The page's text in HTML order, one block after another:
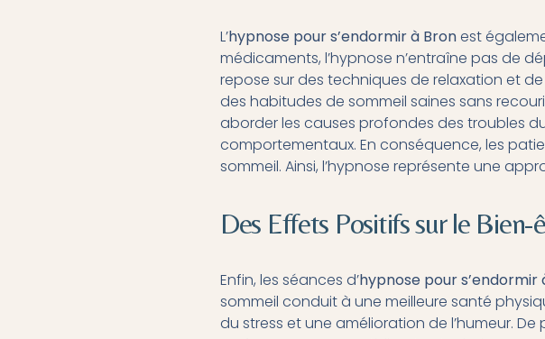
L’hypnose pour s’endormir à Bronest
médicaments, l’hypnose n’entraîne pas de
repose sur des techniques de relaxation et
des habitudes de sommeil saines sans
aborder les causes profondes des troubles
comportementaux. En conséquence, les
sommeil. Ainsi, l’hypnose représente une
Des Effets Positifs sur le Bien-
Enfin, les séances d’hypnose pour s’endormir
sommeil conduit à une meilleure santé
du stress et une amélioration de l’humeur.